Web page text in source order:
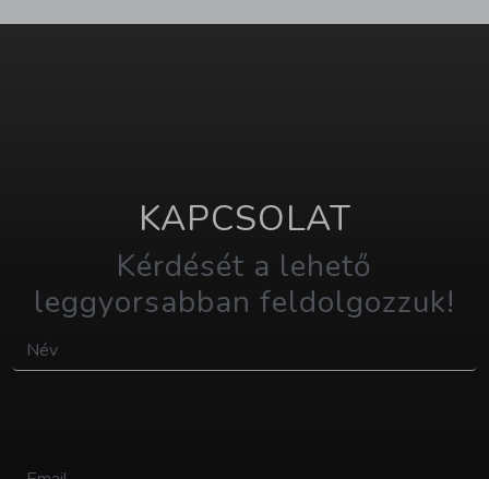
KAPCSOLAT
Kérdését a lehető
leggyorsabban feldolgozzuk!